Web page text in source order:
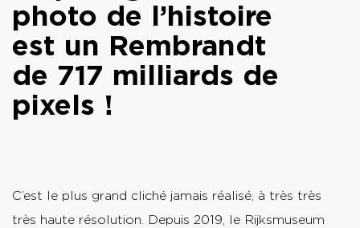
photo de l’histoire
est un Rembrandt
de 717 milliards de
pixels !
C’est le plus grand cliché jamais réalisé, à très très
très haute résolution. Depuis 2019, le Rijksmuseum